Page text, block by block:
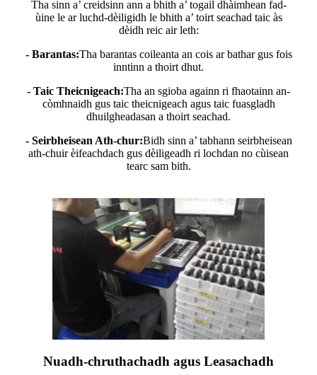
Tha sinn a’ creidsinn ann a bhith a’ togail dhàimhean fad-
ùine le ar luchd-dèiligidh le bhith a’ toirt seachad taic às
dèidh reic air leth:
- Barantas:Tha barantas coileanta an cois ar bathar gus fois
inntinn a thoirt dhut.
- Taic Theicnigeach:Tha an sgioba againn ri fhaotainn an-
còmhnaidh gus taic theicnigeach agus taic fuasgladh
dhuilgheadasan a thoirt seachad.
- Seirbheisean Ath-chur:Bidh sinn a’ tabhann seirbheisean
ath-chuir èifeachdach gus dèiligeadh ri lochdan no cùisean
tearc sam bith.
Nuadh-chruthachadh agus Leasachadh